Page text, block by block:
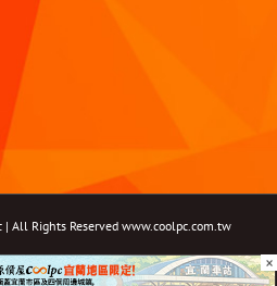
All Rights Reserved www.coolpc.com.tw
InstagramYouTubeTwitterEmail: ×